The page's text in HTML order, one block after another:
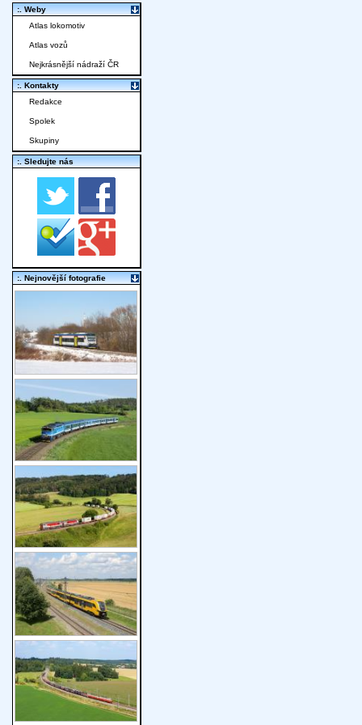
:. Weby
Atlas lokomotiv
Atlas vozů
Nejkrásnější nádraží ČR
:. Kontakty
Redakce
Spolek
Skupiny
:. Sledujte nás
:. Nejnovější fotografie